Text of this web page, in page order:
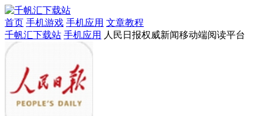
首页 手机游戏 手机应用 文章教程
千帆汇下载站 手机应用 人民日报权威新闻移动端阅读平台